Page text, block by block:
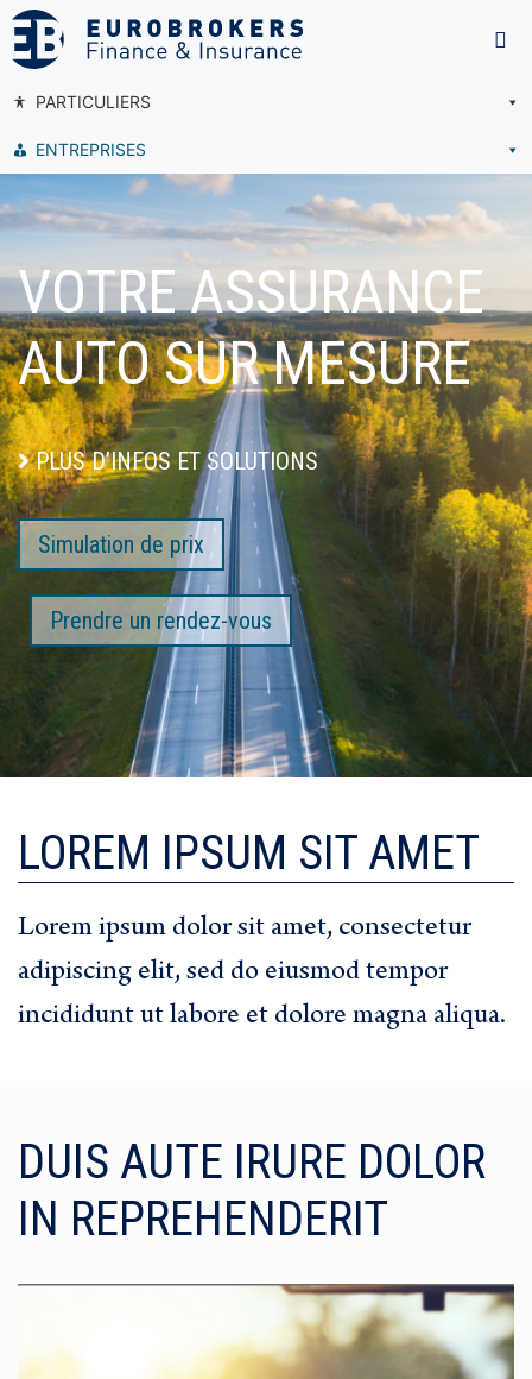
PARTICULIERS
ENTREPRISES
VOTRE ASSURANCE
AUTO SUR MESURE
PLUS D’INFOS ET SOLUTIONS
Simulation de prix
Prendre un rendez-vous
LOREM IPSUM SIT AMET
Lorem ipsum dolor sit amet, consectetur
adipiscing elit, sed do eiusmod tempor
incididunt ut labore et dolore magna aliqua.
DUIS AUTE IRURE DOLOR
IN REPREHENDERIT